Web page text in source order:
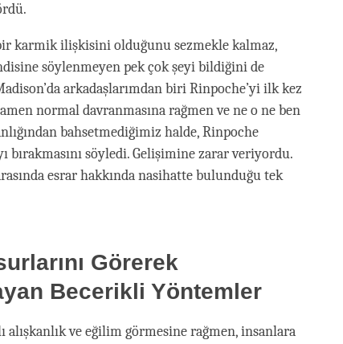
karmik ilişkisini olduğunu sezmekle kalmaz,
söylenmeyen pek çok şeyi bildiğini de
arkadaşlarımdan biri Rinpoche’yi ilk kez
normal davranmasına rağmen ve ne o ne ben
bahsetmediğimiz halde, Rinpoche
söyledi. Gelişimine zarar veriyordu.
esrar hakkında nasihatte bulunduğu tek
Görerek
Becerikli Yöntemler
alışkanlık ve eğilim görmesine rağmen, insanlara